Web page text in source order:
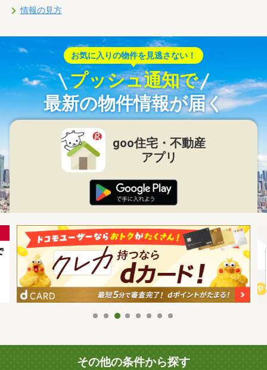
情報の見方
お気に入りの物件を見逃さない！
プッシュ通知で
最新の物件情報が届く
goo住宅・不動産
アプリ
その他の条件から探す